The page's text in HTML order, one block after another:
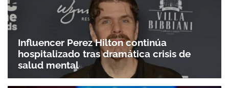
Influencer Perez Hilton continúa
hospitalizado tras dramática crisis de
salud mental